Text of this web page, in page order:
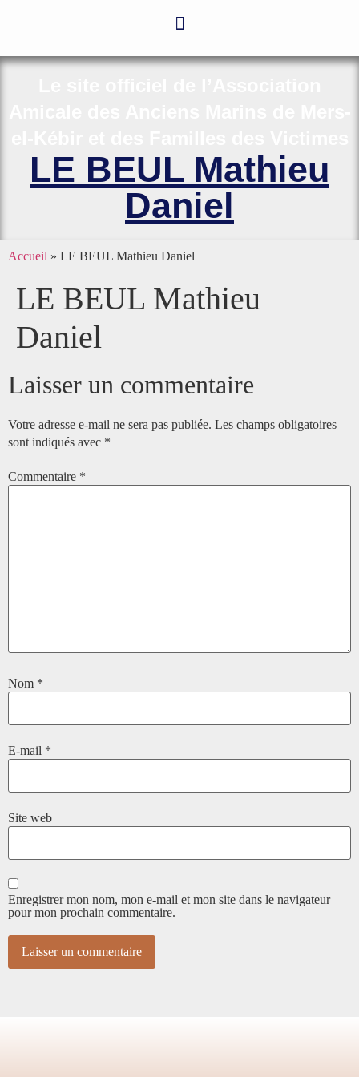
LE BEUL Mathieu
Daniel
Accueil » LE BEUL Mathieu Daniel
LE BEUL Mathieu
Daniel
Laisser un commentaire
Votre adresse e-mail ne sera pas publiée. Les champs obligatoires
sont indiqués avec *
Commentaire *
Nom *
E-mail *
Site web
Enregistrer mon nom, mon e-mail et mon site dans le navigateur
pour mon prochain commentaire.